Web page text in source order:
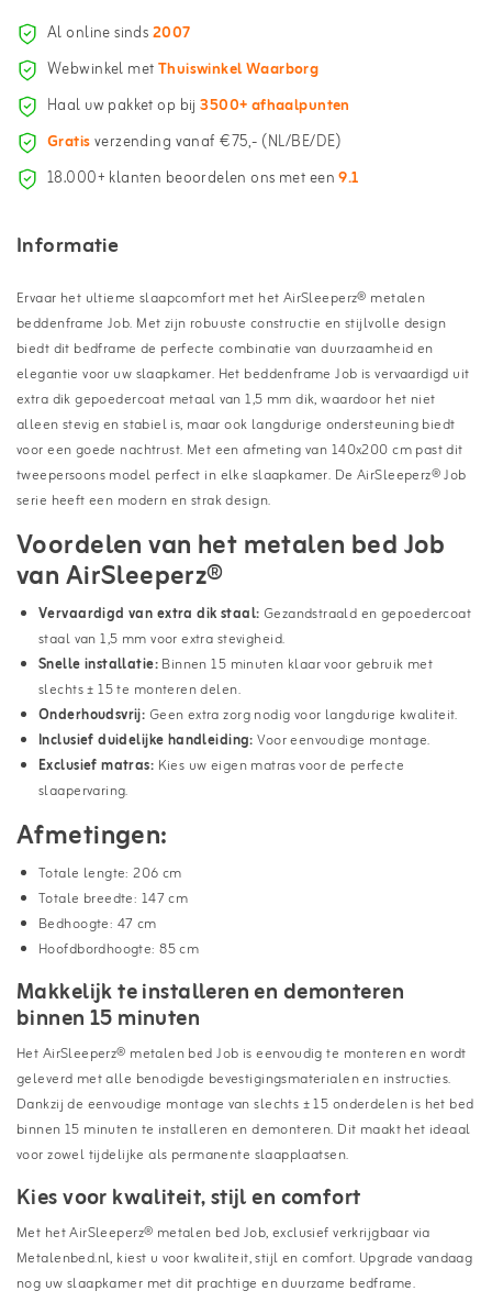
Al online sinds2007
Webwinkel metThuiswinkel Waarborg
Haal uw pakket op bij3500+ afhaalpunten
Gratisverzending vanaf €75,- (NL/BE/DE)
18.000+ klanten beoordelen ons met een9.1
Informatie
Ervaar het ultieme slaapcomfort met het AirSleeperz® metalen
beddenframe Job. Met zijn robuuste constructie en stijlvolle design
biedt dit bedframe de perfecte combinatie van duurzaamheid en
elegantie voor uw slaapkamer. Het beddenframe Job is vervaardigd uit
extra dik gepoedercoat metaal van 1,5 mm dik, waardoor het niet
alleen stevig en stabiel is, maar ook langdurige ondersteuning biedt
voor een goede nachtrust. Met een afmeting van 140x200 cm past dit
tweepersoons model perfect in elke slaapkamer. De AirSleeperz® Job
serie heeft een modern en strak design.
Voordelen van het metalen bed Job
van AirSleeperz®
Vervaardigd van extra dik staal: Gezandstraald en gepoedercoat
staal van 1,5 mm voor extra stevigheid.
Snelle installatie:Binnen 15 minuten klaar voor gebruik met
slechts ± 15 te monteren delen.
Onderhoudsvrij: Geen extra zorg nodig voor langdurige kwaliteit.
Inclusief duidelijke handleiding:Voor eenvoudige montage.
Exclusief matras: Kies uw eigen matras voor de perfecte
slaapervaring.
Afmetingen:
Totale lengte: 206 cm
Totale breedte: 147 cm
Bedhoogte: 47 cm
Hoofdbordhoogte: 85 cm
Makkelijk te installeren en demonteren
binnen 15 minuten
Het AirSleeperz® metalen bed Job is eenvoudig te monteren en wordt
geleverd met alle benodigde bevestigingsmaterialen en instructies.
Dankzij de eenvoudige montage van slechts ± 15 onderdelen is het bed
binnen 15 minuten te installeren en demonteren. Dit maakt het ideaal
voor zowel tijdelijke als permanente slaapplaatsen.
Kies voor kwaliteit, stijl en comfort
Met het AirSleeperz® metalen bed Job, exclusief verkrijgbaar via
Metalenbed.nl, kiest u voor kwaliteit, stijl en comfort. Upgrade vandaag
nog uw slaapkamer met dit prachtige en duurzame bedframe.